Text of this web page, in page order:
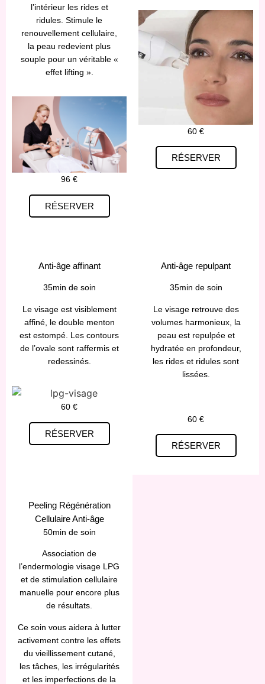
l’intérieur les rides et
ridules. Stimule le
renouvellement cellulaire,
la peau redevient plus
souple pour un véritable «
effet lifting ».
96 €
RÉSERVER
60 €
RÉSERVER
Anti-âge affinant
35min de soin
Le visage est visiblement
affiné, le double menton
est estompé. Les contours
de l’ovale sont raffermis et
redessinés.
60 €
RÉSERVER
Anti-âge repulpant
35min de soin
Le visage retrouve des
volumes harmonieux, la
peau est repulpée et
hydratée en profondeur,
les rides et ridules sont
lissées.
60 €
RÉSERVER
Peeling Régénération
Cellulaire Anti-âge
50min de soin
Association de
l’endermologie visage LPG
et de stimulation cellulaire
manuelle pour encore plus
de résultats.
Ce soin vous aidera à lutter
activement contre les effets
du vieillissement cutané,
les tâches, les irrégularités
et les imperfections de la